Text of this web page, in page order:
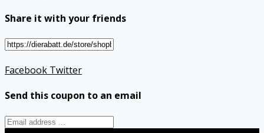
Share it with your friends
Facebook Twitter
Send this coupon to an email